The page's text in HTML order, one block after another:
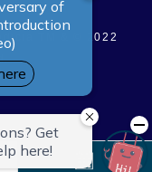
TM & © 2022